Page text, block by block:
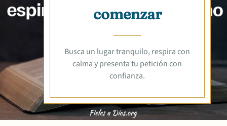
comenzar
Busca un lugar tranquilo, respira con
calma y presenta tu petición con
confianza.